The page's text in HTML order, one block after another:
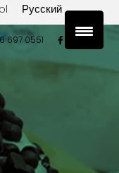
Русский
697 0551